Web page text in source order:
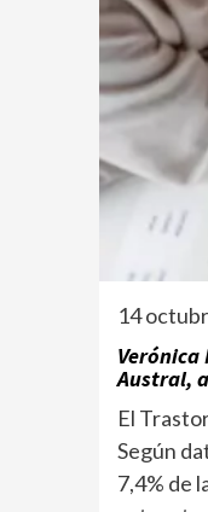
14
Austral,
El
Según
7,4% de